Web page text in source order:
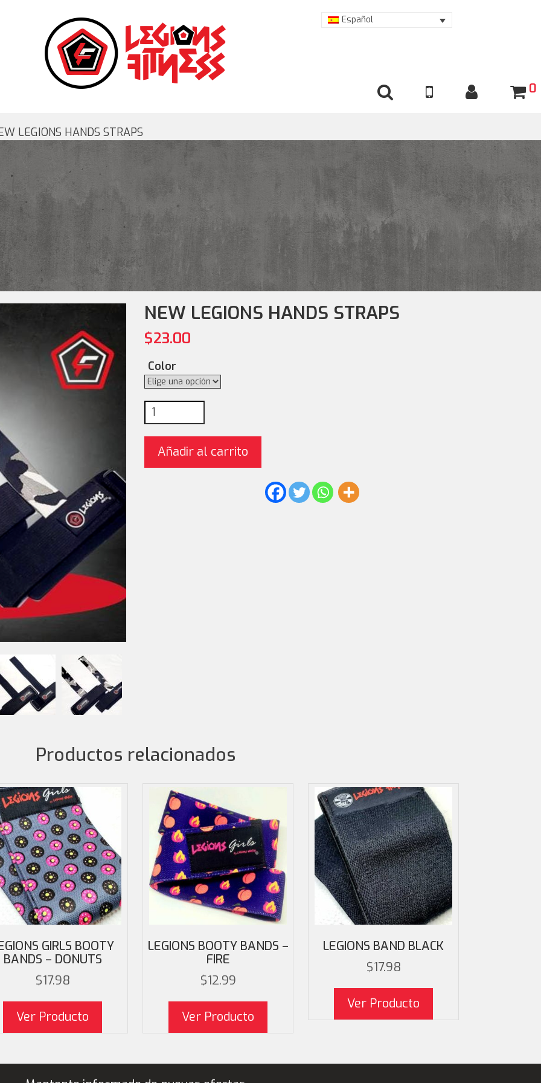
Español
0
LEGIONS HANDS STRAPS
NEW LEGIONS HANDS STRAPS
$23.00
Color
NEW LEGIONS HANDS STRAPS cantidad
Añadir al carrito
Productos relacionados
El precio original era: $12.99.
GIRLS BOOTY
BANDS – DONUTS
$17.98
Ver Producto
LEGIONS BOOTY BANDS –
FIRE
$12.99
Ver Producto
LEGIONS BAND BLACK
$17.98
Ver Producto